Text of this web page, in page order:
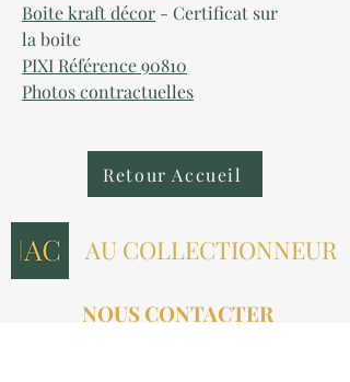
Boite kraft décor - Certificat sur
la boite
PIXI Référence 90810
Photos contractuelles
Retour Accueil
AU COLLECTIONNEUR
NOUS CONTACTER